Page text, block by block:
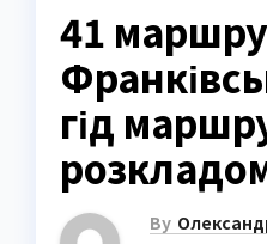
41
гід
By